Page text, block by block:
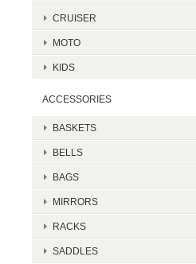
CRUISER
MOTO
KIDS
ACCESSORIES
BASKETS
BELLS
BAGS
MIRRORS
RACKS
SADDLES